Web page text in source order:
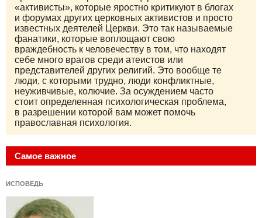
Самое важное
ИСПОВЕДЬ
«активисты», которые яростно критикуют в блогах
и форумах других церковных активистов и просто
известных деятелей Церкви. Это так называемые
фанатики, которые воплощают свою
враждебность к человечеству в том, что находят
себе много врагов среди атеистов или
представителей других религий. Это вообще те
люди, с которыми трудно, люди конфликтные,
неуживчивые, колючие. За осуждением часто
стоит определенная психологическая проблема,
в разрешении которой вам может помочь
православная психология.